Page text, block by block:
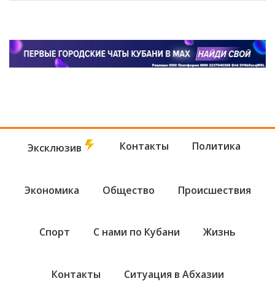
Эксклюзив Контакты Политика
Экономика Общество Происшествия
Спорт С нами по Кубани Жизнь
Контакты Ситуация в Абхазии